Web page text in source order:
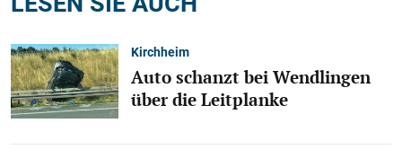
Kirchheim
Auto schanzt bei Wendlingen
über die Leitplanke